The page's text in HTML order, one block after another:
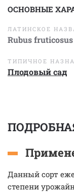
ОСНОВНЫЕ
ЛАТИНСКОЕ
Rubus
ТИПИЧНОЕ
Плодовый сад
Данный сорт
степени